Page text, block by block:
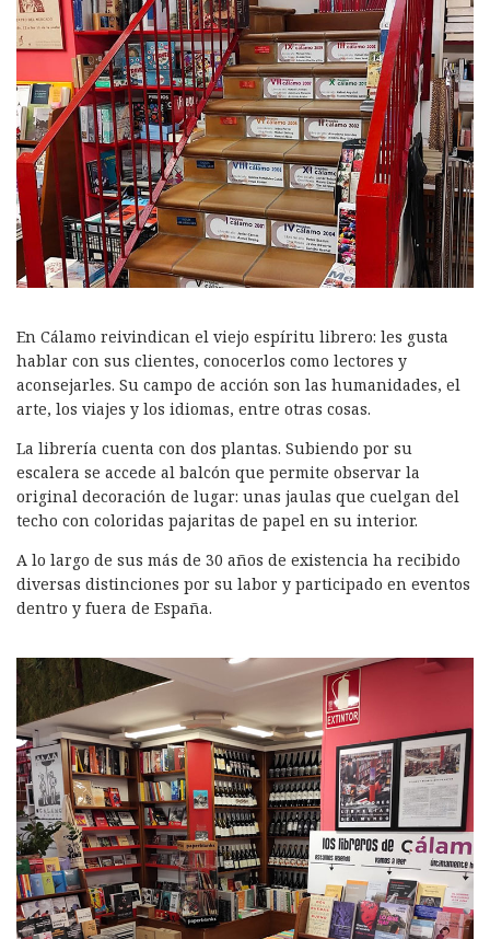
En Cálamo reivindican el viejo espíritu librero: les gusta
hablar con sus clientes, conocerlos como lectores y
aconsejarles. Su campo de acción son las humanidades, el
arte, los viajes y los idiomas, entre otras cosas.
La librería cuenta con dos plantas. Subiendo por su
escalera se accede al balcón que permite observar la
original decoración de lugar: unas jaulas que cuelgan del
techo con coloridas pajaritas de papel en su interior.
A lo largo de sus más de 30 años de existencia ha recibido
diversas distinciones por su labor y participado en eventos
dentro y fuera de España.